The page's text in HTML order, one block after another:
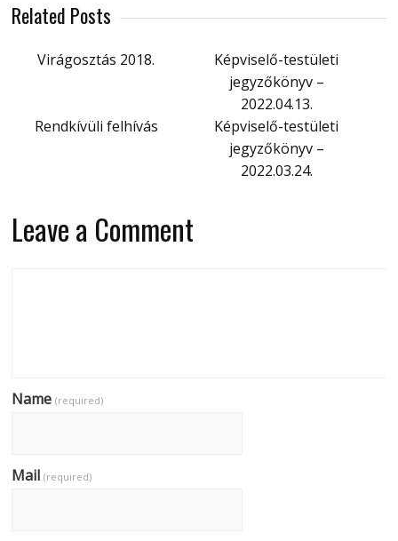
Related Posts
Virágosztás 2018.
Képviselő-testületi
jegyzőkönyv –
2022.04.13.
Rendkívüli felhívás
Képviselő-testületi
jegyzőkönyv –
2022.03.24.
Leave a Comment
Name(required)
Mail(required)